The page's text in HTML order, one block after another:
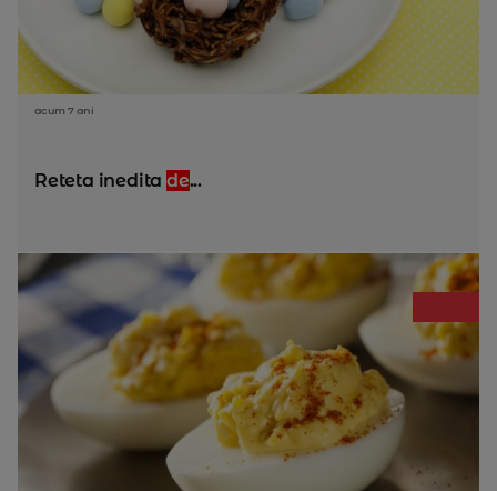
acum 7 ani
Reteta ineditade...